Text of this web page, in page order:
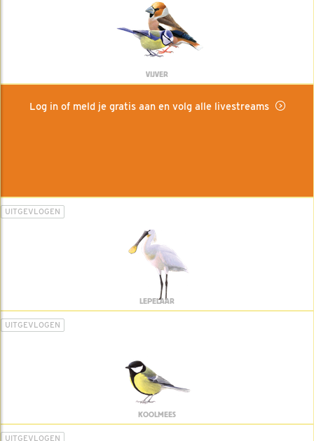
VIJVER
Log in of meld je gratis aan en volg alle livestreams
UITGEVLOGEN
LEPELAAR
UITGEVLOGEN
KOOLMEES
UITGEVLOGEN